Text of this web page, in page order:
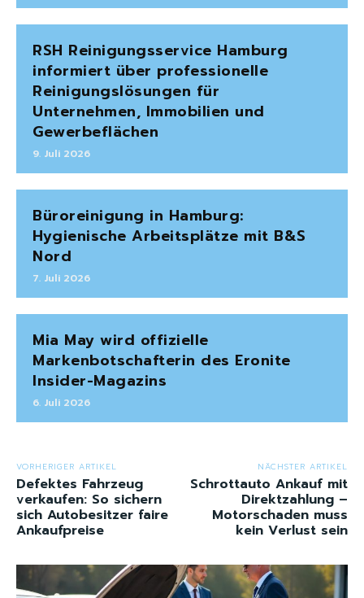
RSH Reinigungsservice Hamburg
informiert über professionelle
Reinigungslösungen für
Unternehmen, Immobilien und
Gewerbeflächen
9. Juli 2026
Büroreinigung in Hamburg:
Hygienische Arbeitsplätze mit B&S
Nord
7. Juli 2026
Mia May wird offizielle
Markenbotschafterin des Eronite
Insider-Magazins
6. Juli 2026
VORHERIGER ARTIKEL
Defektes Fahrzeug
verkaufen: So sichern
sich Autobesitzer faire
Ankaufpreise
NÄCHSTER ARTIKEL
Schrottauto Ankauf mit
Direktzahlung –
Motorschaden muss
kein Verlust sein